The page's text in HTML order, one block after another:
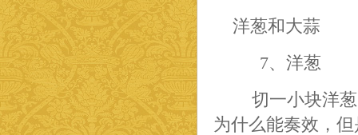
洋葱和大蒜
7、洋葱
切一小块洋葱
为什么能奏效，